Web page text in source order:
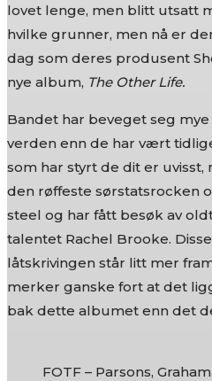
lovet lenge, men blitt utsatt
hvilke grunner, men nå er
dag som deres produsent
nye album, The Other Life.
Bandet har beveget seg
verden enn de har vært
som har styrt de dit er
den røffeste sørstatsrocken
steel og har fått besøk av
talentet Rachel Brooke.
låtskrivingen står litt mer
merker ganske fort at det
bak dette albumet enn det
FOTF – Parsons,